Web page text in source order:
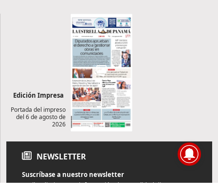
Edición Impresa
Portada del impreso
del 6 de agosto de
2026
NEWSLETTER
Suscríbase a nuestro newsletter
Reciba diariamente información de actualidad directamente en